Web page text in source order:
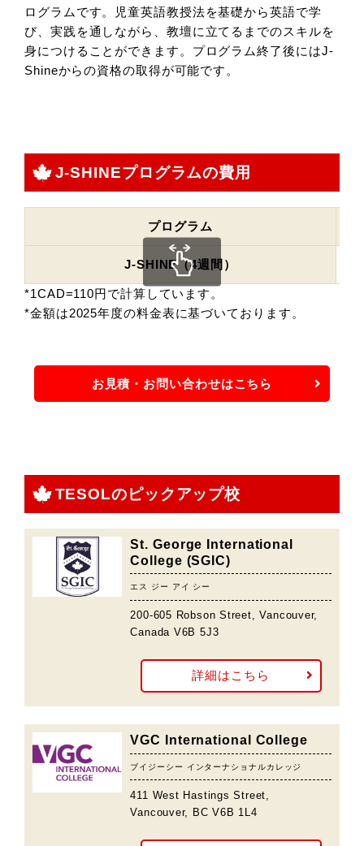
ログラムです。児童英語教授法を基礎から英語で学
び、実践を通しながら、教壇に立てるまでのスキルを
身につけることができます。プログラム終了後にはJ-
Shineからの資格の取得が可能です。
J-SHINEプログラムの費用
プログラム
J-SHINE（4週間）
*1CAD=110円で計算しています。
*金額は2025年度の料金表に基づいております。
お見積・お問い合わせはこちら
TESOLのピックアップ校
St. George International
College (SGIC)
エス ジー アイ シー
200-605 Robson Street, Vancouver,
Canada V6B 5J3
詳細はこちら
VGC International College
ブイジーシー インターナショナルカレッジ
411 West Hastings Street,
Vancouver, BC V6B 1L4